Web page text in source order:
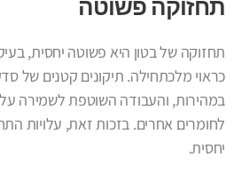
תחזוקה פשוטה
תחזוקה של בטון היא פשוטה יחסית,
כראוי מלכתחילה. תיקונים קטנים של
במהירות, והעבודה השוטפת לשמירה
לחומרים אחרים. בזכות זאת, עלויות
יחסית.